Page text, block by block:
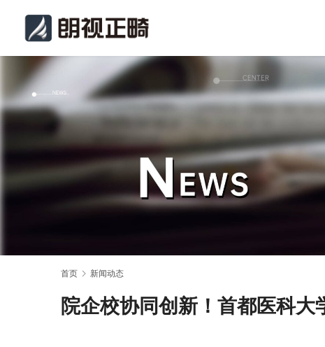
首页 新闻动态
院企校协同创新！首都医科